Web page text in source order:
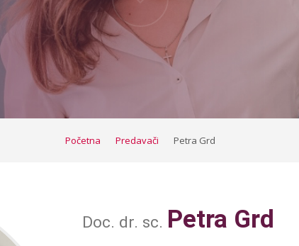
Početna Predavači Petra Grd
Doc. dr. sc. Petra Grd